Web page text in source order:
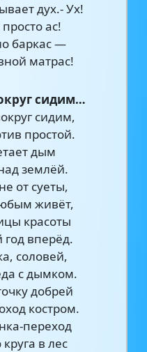
дух.- Ух!
ас!
баркас —
матрас!
сидим…
сидим,
простой.
дым
землёй.
от суеты,
живёт,
красоты
вперёд.
соловей,
с дымком.
добрей
костром.
переход
в лес